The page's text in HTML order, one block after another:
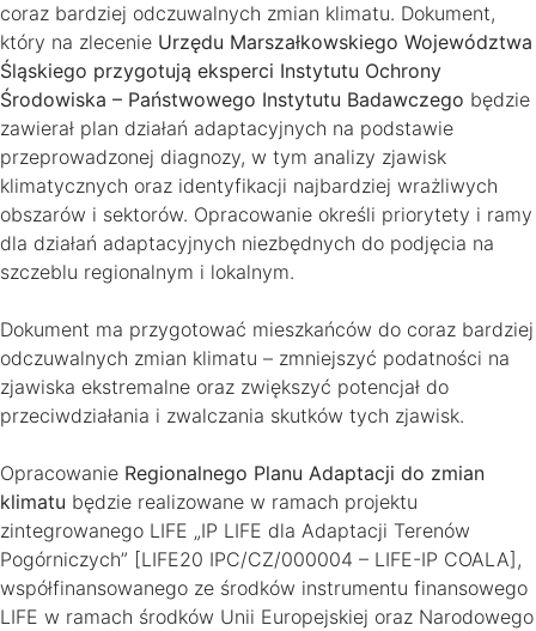
coraz bardziej odczuwalnych zmian klimatu. Dokument,
który na zlecenie Urzędu Marszałkowskiego Województwa
Śląskiego przygotują eksperci Instytutu Ochrony
Środowiska – Państwowego Instytutu Badawczego będzie
zawierał plan działań adaptacyjnych na podstawie
przeprowadzonej diagnozy, w tym analizy zjawisk
klimatycznych oraz identyfikacji najbardziej wrażliwych
obszarów i sektorów. Opracowanie określi priorytety i ramy
dla działań adaptacyjnych niezbędnych do podjęcia na
szczeblu regionalnym i lokalnym.
Dokument ma przygotować mieszkańców do coraz bardziej
odczuwalnych zmian klimatu – zmniejszyć podatności na
zjawiska ekstremalne oraz zwiększyć potencjał do
przeciwdziałania i zwalczania skutków tych zjawisk.
Opracowanie Regionalnego Planu Adaptacji do zmian
klimatu będzie realizowane w ramach projektu
zintegrowanego LIFE „IP LIFE dla Adaptacji Terenów
Pogórniczych” [LIFE20 IPC/CZ/000004 – LIFE-IP COALA],
współfinansowanego ze środków instrumentu finansowego
LIFE w ramach środków Unii Europejskiej oraz Narodowego